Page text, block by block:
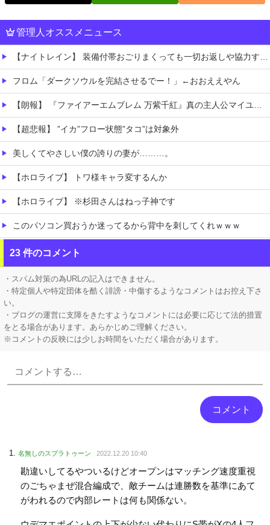
管理人オススメニュース
【ナイトレイン】 装備付帯おごりまくっても一切お返しや協力する気がないプレイヤーいるけど…
フロム「ダークソウルを完結させるでー！」←おおええやん
【朗報】 『ファイアーエムブレム 万紫千紅』真の主人公マイユニはキャラメイクが可能
【超悲報】 ”イカ”フロー状態”タコ”は対象外
美しくてやさしい僕の誇りの妻が………。
【ホロライブ】 トワ様キャラ変するんか
【ホロライブ】 ※杉田さんはねっ子神です
このパソコン買おうか迷ってるから背中を刺してくれｗｗｗ
【朗報】 マツダ、新型CX-5が売れて黒字転換！！
移民ベトナム女達の宅飲み、レベチｗｗｗｗｗｗｗｗｗｗｗｗｗｗｗｗｗｗｗｗｗｗｗｗ
23 件のコメント
・スパム対策の為URLの記入はできません。
・特定個人や特定団体を酷く誹謗・中傷するようなコメントはお控え下さ
い。
・ブログの運営に支障をきたすようなコメントには必要に応じて法的措置
をとる場合があります。あらかじめご理解ください。
※コメントの反映には少しお時間をいただく場合があります。
名無しのスプラトゥーン 2022.12.20 10:40
勘違いしてるやついるけどオープンはマッチング速度重視
のごちゃまぜ混合編成で、敵チームは連勝数を基準にあて
がわれるので内部レートは何も関係ない。